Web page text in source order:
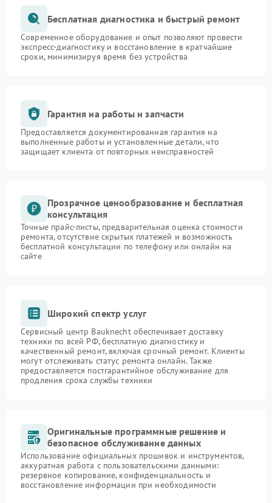
Бесплатная диагностика и быстрый ремонт
Современное оборудование и опыт позволяют провести
экспресс-диагностику и восстановление в кратчайшие
сроки, минимизируя время без устройства
Гарантия на работы и запчасти
Предоставляется документированная гарантия на
выполненные работы и установленные детали, что
защищает клиента от повторных неисправностей
Прозрачное ценообразование и бесплатная
консультация
Точные прайс-листы, предварительная оценка стоимости
ремонта, отсутствие скрытых платежей и возможность
бесплатной консультации по телефону или онлайн на
сайте
Широкий спектр услуг
Сервисный центр Bauknecht обеспечивает доставку
техники по всей РФ, бесплатную диагностику и
качественный ремонт, включая срочный ремонт. Клиенты
могут отслеживать статус ремонта онлайн. Также
предоставляется постгарантийное обслуживание для
продления срока службы техники
Оригинальные программные решение и
безопасное обслуживание данных
Использование официальных прошивок и инструментов,
аккуратная работа с пользовательскими данными:
резервное копирование, конфиденциальность и
восстановление информации при необходимости